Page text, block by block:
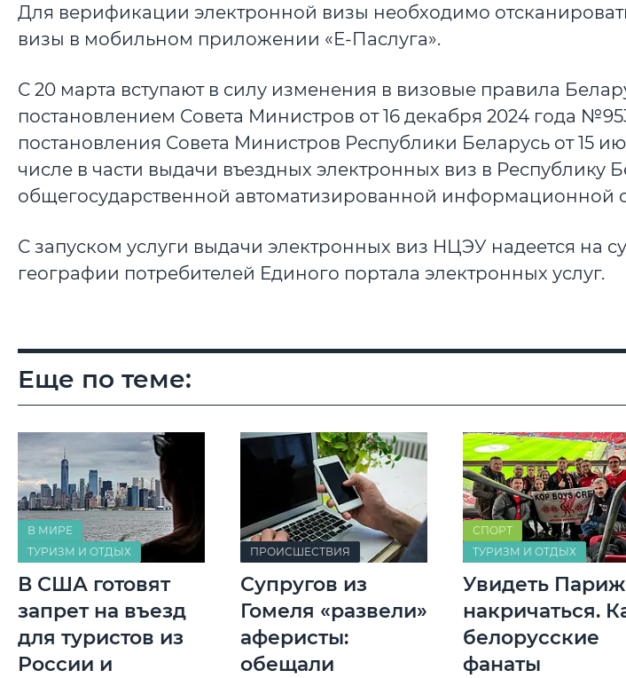
Для верификации электронной визы необходимо
визы в мобильном приложении «Е-Паслуга».
С 20 марта вступают в силу изменения в визовые правила
постановлением Совета Министров от 16 декабря 2024 года
постановления Совета Министров Республики Беларусь от 15
числе в части выдачи въездных электронных виз в Республику
общегосударственной автоматизированной информационной
С запуском услуги выдачи электронных виз НЦЭУ надеется на
географии потребителей Единого портала электронных услуг.
Еще по теме:
В МИРЕ
ТУРИЗМ И ОТДЫХ
В США готовят
запрет на въезд
для туристов из
России и
ПРОИСШЕСТВИЯ
Супругов из
Гомеля «развели»
аферисты:
обещали
СПОРТ
ТУРИЗМ И ОТДЫХ
Увидеть
накричаться.
белорусские
фанаты